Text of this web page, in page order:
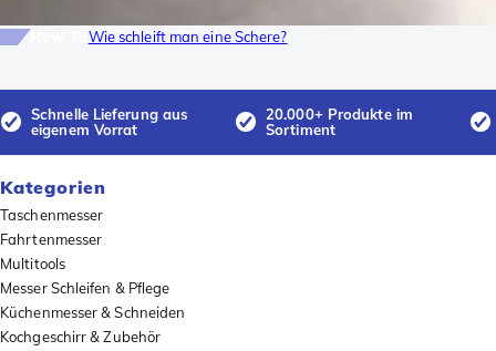
Wie schleift man eine Schere?
Schnelle Lieferung aus
eigenem Vorrat
20.000+ Produkte im
Sortiment
Kategorien
Taschenmesser
Fahrtenmesser
Multitools
Messer Schleifen & Pflege
Küchenmesser & Schneiden
Kochgeschirr & Zubehör